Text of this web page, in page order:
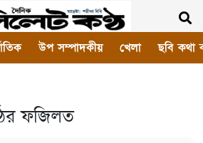
উপ সম্পাদকীয় খেলা ছবি কথা
ফজিলত